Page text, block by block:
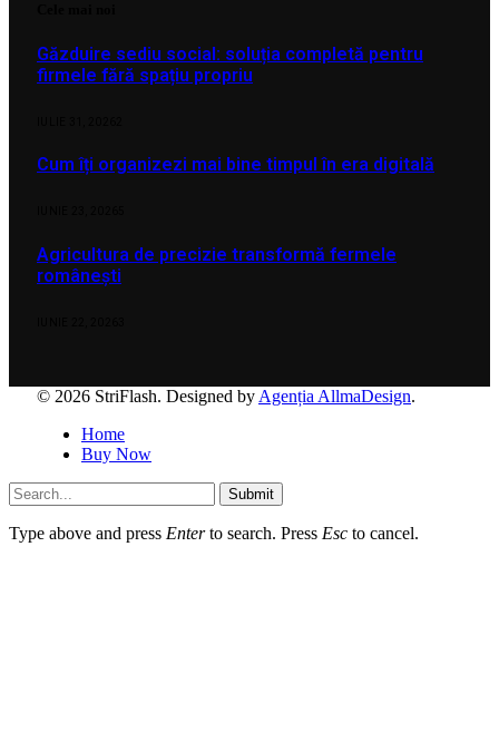
Găzduire sediu social: soluția completă pentru
firmele fără spațiu propriu
Cum îți organizezi mai bine timpul în era digitală
Agricultura de precizie transformă fermele
românești
© 2026 StriFlash. Designed by Agenția AllmaDesign.
Home
Buy Now
Submit
Type above and press Enterto search. Press Esc to cancel.